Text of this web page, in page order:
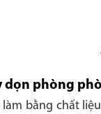
dọn phòng
làm bằng chất